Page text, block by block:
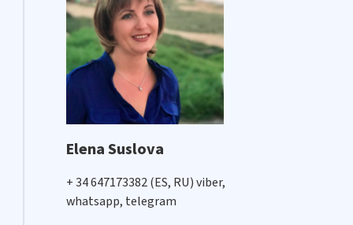
Elena Suslova
+ 34 647173382 (ES, RU) viber,
whatsapp, telegram